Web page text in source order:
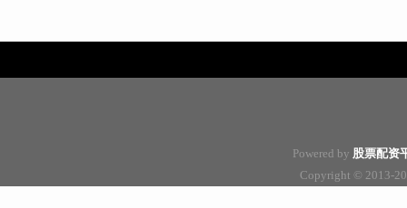
Powered by 股票配资
Copyright © 2013-